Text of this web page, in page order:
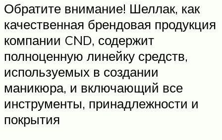
Обратите внимание! Шеллак, как
качественная брендовая продукция
компании CND, содержит
полноценную линейку средств,
используемых в создании
маникюра, и включающий все
инструменты, принадлежности и
покрытия